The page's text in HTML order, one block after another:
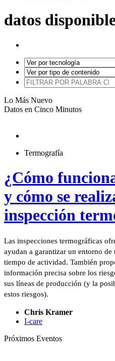
datos
Lo Más Nuevo
Datos en Cinco Minutos
Termografía
¿Cómo
y cómo se
inspección
Las inspecciones termográficas
ayudan a garantizar un entorno
tiempo de actividad. También
información precisa sobre los
sus líneas de producción (y la
estos riesgos).
Chris Kramer
I-care
Próximos Eventos